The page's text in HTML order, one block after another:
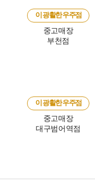
이 광활한 우주점
중고매장
부천점
이 광활한 우주점
중고매장
대구범어역점